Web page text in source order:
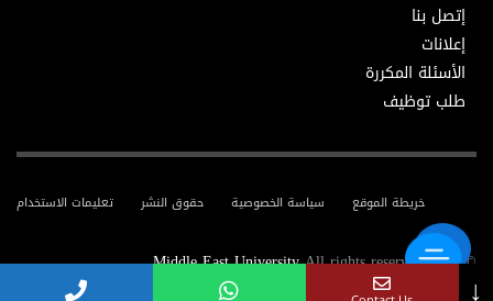
إتصل بنا
إعلانات
الأسئلة المكررة
طلب توظيف
تعليمات الاستخدام حقوق النشر سياسة الخصوصية خريطة الموقع
© 2025
Middle East UniversityAll rights reserved.
↓